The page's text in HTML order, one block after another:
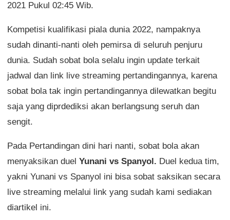
2021 Pukul 02:45 Wib.
Kompetisi kualifikasi piala dunia 2022, nampaknya
sudah dinanti-nanti oleh pemirsa di seluruh penjuru
dunia. Sudah sobat bola selalu ingin update terkait
jadwal dan link live streaming pertandingannya, karena
sobat bola tak ingin pertandingannya dilewatkan begitu
saja yang diprdediksi akan berlangsung seruh dan
sengit.
Pada Pertandingan dini hari nanti, sobat bola akan
menyaksikan duel Yunani vs Spanyol. Duel kedua tim,
yakni Yunani vs Spanyol ini bisa sobat saksikan secara
live streaming melalui link yang sudah kami sediakan
diartikel ini.